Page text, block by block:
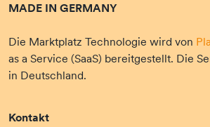
MADE IN GERMANY
Die Marktplatz Technologie wird von
as a Service (SaaS) bereitgestellt. Die
in Deutschland.
Kontakt